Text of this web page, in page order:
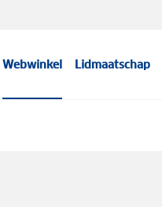
Webwinkel Lidmaatschap